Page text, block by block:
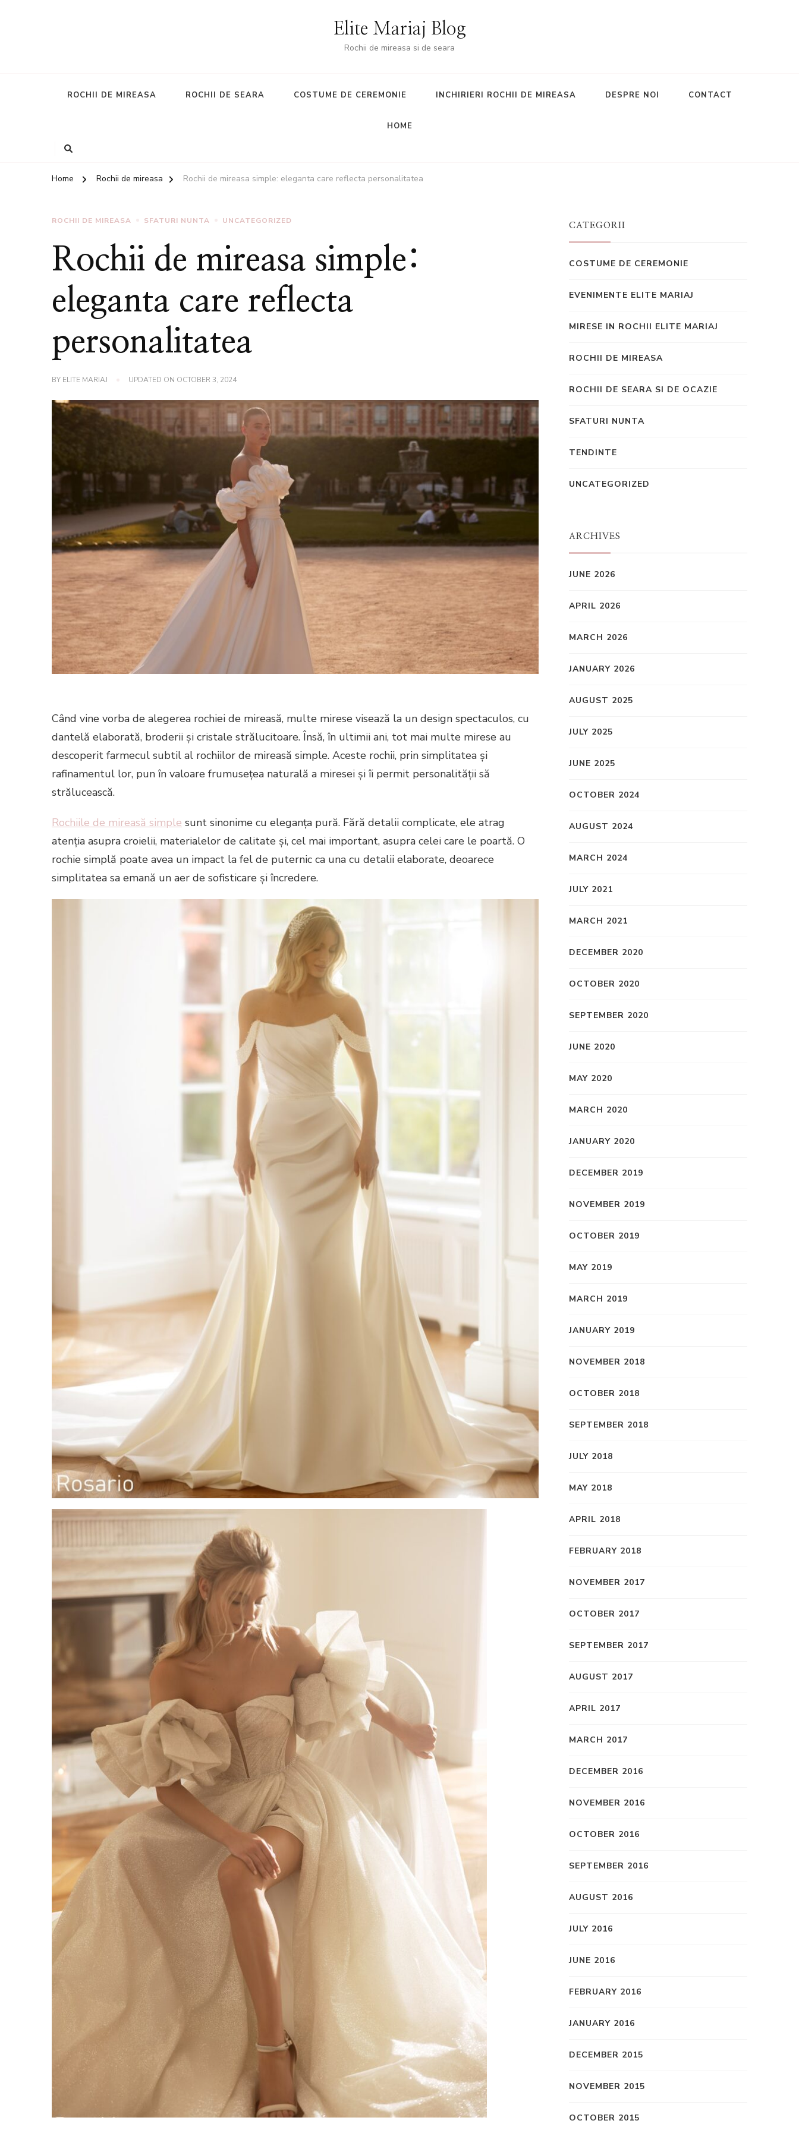
Elite Mariaj Blog
Rochii de mireasa si de seara
ROCHII DE MIREASA ROCHII DE SEARA COSTUME DE CEREMONIE INCHIRIERI ROCHII DE MIREASA DESPRE NOI CONTACT
HOME
Home Rochii de mireasa Rochii de mireasa simple: eleganta care reflecta personalitatea
ROCHII DE MIREASA SFATURI NUNTA UNCATEGORIZED
Rochii de mireasa simple:
eleganta care reflecta
personalitatea
BY ELITE MARIAJ UPDATED ON OCTOBER 3, 2024
Când vine vorba de alegerea rochiei de mireasă, multe mirese visează la un design spectaculos, cu
dantelă elaborată, broderii și cristale strălucitoare. Însă, în ultimii ani, tot mai multe mirese au
descoperit farmecul subtil al rochiilor de mireasă simple. Aceste rochii, prin simplitatea și
rafinamentul lor, pun în valoare frumusețea naturală a miresei și îi permit personalității să
strălucească.
Rochiile de mireasă simple sunt sinonime cu eleganța pură. Fără detalii complicate, ele atrag
atenția asupra croielii, materialelor de calitate și, cel mai important, asupra celei care le poartă. O
rochie simplă poate avea un impact la fel de puternic ca una cu detalii elaborate, deoarece
simplitatea sa emană un aer de sofisticare și încredere.
CATEGORII
COSTUME DE CEREMONIE
EVENIMENTE ELITE MARIAJ
MIRESE IN ROCHII ELITE MARIAJ
ROCHII DE MIREASA
ROCHII DE SEARA SI DE OCAZIE
SFATURI NUNTA
TENDINTE
UNCATEGORIZED
ARCHIVES
JUNE 2026
APRIL 2026
MARCH 2026
JANUARY 2026
AUGUST 2025
JULY 2025
JUNE 2025
OCTOBER 2024
AUGUST 2024
MARCH 2024
JULY 2021
MARCH 2021
DECEMBER 2020
OCTOBER 2020
SEPTEMBER 2020
JUNE 2020
MAY 2020
MARCH 2020
JANUARY 2020
DECEMBER 2019
NOVEMBER 2019
OCTOBER 2019
MAY 2019
MARCH 2019
JANUARY 2019
NOVEMBER 2018
OCTOBER 2018
SEPTEMBER 2018
JULY 2018
MAY 2018
APRIL 2018
FEBRUARY 2018
NOVEMBER 2017
OCTOBER 2017
SEPTEMBER 2017
AUGUST 2017
APRIL 2017
MARCH 2017
DECEMBER 2016
NOVEMBER 2016
OCTOBER 2016
SEPTEMBER 2016
AUGUST 2016
JULY 2016
JUNE 2016
FEBRUARY 2016
JANUARY 2016
DECEMBER 2015
NOVEMBER 2015
OCTOBER 2015